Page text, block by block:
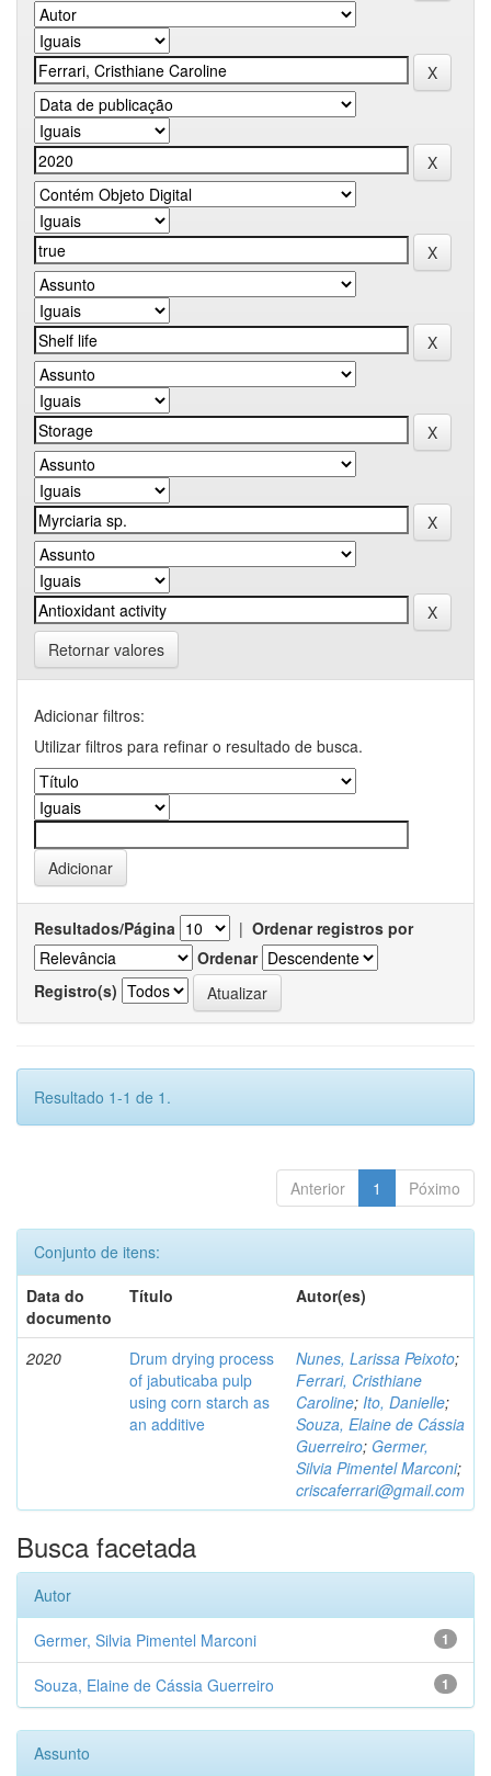
Retornar valores
Adicionar filtros:
Utilizar filtros para refinar o resultado de busca.
Resultados/Página | Ordenar registros por
Ordenar
Registro(s)
Resultado 1-1 de 1.
Anterior 1 Póximo
Conjunto de itens:
Data do
documento
Título Autor(es)
2020
Drum drying process
of jabuticaba pulp
using corn starch as
an additive
Nunes, Larissa Peixoto;
Ferrari, Cristhiane
Caroline; Ito, Danielle;
Souza, Elaine de Cássia
Guerreiro; Germer,
Silvia Pimentel Marconi;
criscaferrari@gmail.com
Busca facetada
Autor
1
Germer, Silvia Pimentel Marconi
1
Souza, Elaine de Cássia Guerreiro
Assunto